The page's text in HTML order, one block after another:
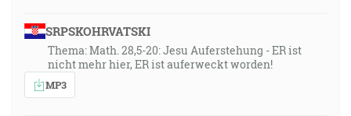
SRPSKOHRVATSKI
Thema: Math. 28,5-20: Jesu Auferstehung - ER ist
nicht mehr hier, ER ist auferweckt worden!
MP3